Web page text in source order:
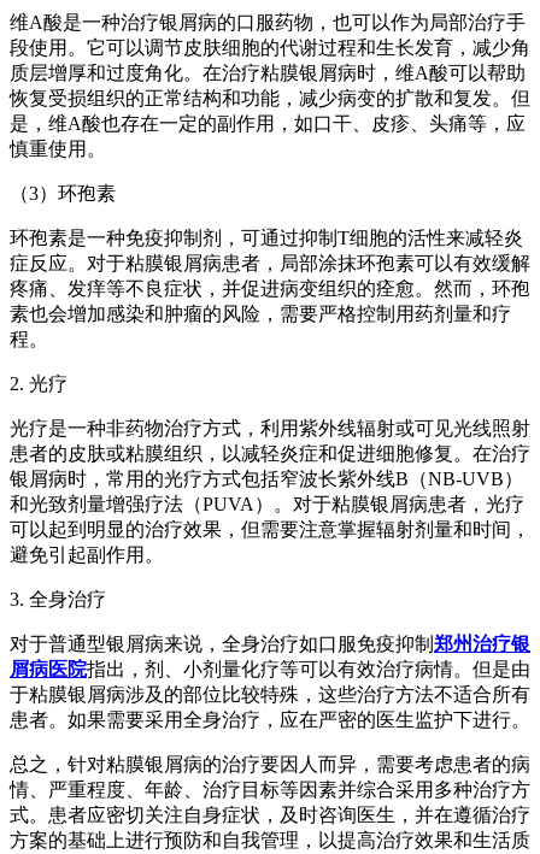
维A酸是一种治疗银屑病的口服药物，也可以作为局部治疗手
段使用。它可以调节皮肤细胞的代谢过程和生长发育，减少角
质层增厚和过度角化。在治疗粘膜银屑病时，维A酸可以帮助
恢复受损组织的正常结构和功能，减少病变的扩散和复发。但
是，维A酸也存在一定的副作用，如口干、皮疹、头痛等，应
慎重使用。
（3）环孢素
环孢素是一种免疫抑制剂，可通过抑制T细胞的活性来减轻炎
症反应。对于粘膜银屑病患者，局部涂抹环孢素可以有效缓解
疼痛、发痒等不良症状，并促进病变组织的痊愈。然而，环孢
素也会增加感染和肿瘤的风险，需要严格控制用药剂量和疗
程。
2. 光疗
光疗是一种非药物治疗方式，利用紫外线辐射或可见光线照射
患者的皮肤或粘膜组织，以减轻炎症和促进细胞修复。在治疗
银屑病时，常用的光疗方式包括窄波长紫外线B（NB-UVB）
和光致剂量增强疗法（PUVA）。对于粘膜银屑病患者，光疗
可以起到明显的治疗效果，但需要注意掌握辐射剂量和时间，
避免引起副作用。
3. 全身治疗
对于普通型银屑病来说，全身治疗如口服免疫抑制 郑州治疗银
屑病医院指出，剂、小剂量化疗等可以有效治疗病情。但是由
于粘膜银屑病涉及的部位比较特殊，这些治疗方法不适合所有
患者。如果需要采用全身治疗，应在严密的医生监护下进行。
总之，针对粘膜银屑病的治疗要因人而异，需要考虑患者的病
情、严重程度、年龄、治疗目标等因素并综合采用多种治疗方
式。患者应密切关注自身症状，及时咨询医生，并在遵循治疗
方案的基础上进行预防和自我管理，以提高治疗效果和生活质